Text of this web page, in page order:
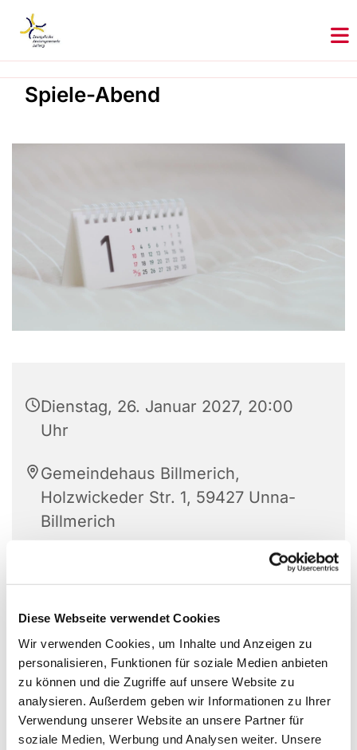
Diese Webseite verwendet Cookies
Wir verwenden Cookies, um Inhalte und Anzeigen zu
personalisieren, Funktionen für soziale Medien anbieten
zu können und die Zugriffe auf unsere Website zu
analysieren. Außerdem geben wir Informationen zu Ihrer
Verwendung unserer Website an unsere Partner für
soziale Medien, Werbung und Analysen weiter. Unsere
Spiele-Abend
Dienstag, 26. Januar 2027, 20:00
Uhr
Gemeindehaus Billmerich,
Holzwickeder Str. 1, 59427 Unna-
Billmerich